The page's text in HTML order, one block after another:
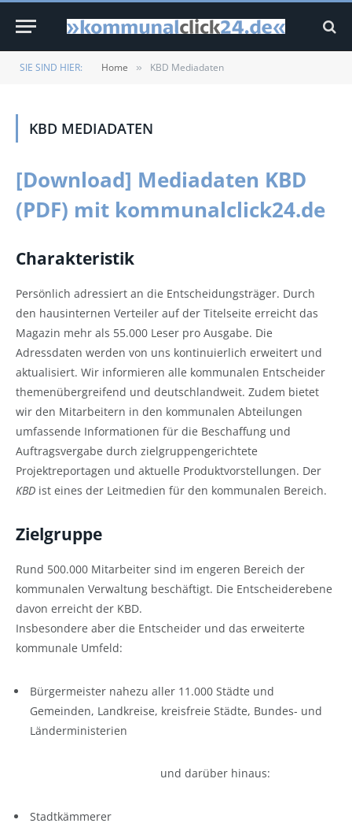
SIE SIND HIER: Home » KBD Mediadaten
KBD MEDIADATEN
[Download] Mediadaten KBD
(PDF) mit kommunalclick24.de
Charakteristik
Persönlich adressiert an die Entscheidungsträger. Durch
den hausinternen Verteiler auf der Titelseite erreicht das
Magazin mehr als 55.000 Leser pro Ausgabe. Die
Adressdaten werden von uns kontinuierlich erweitert und
aktualisiert. Wir informieren alle kommunalen Entscheider
themenübergreifend und deutschlandweit. Zudem bietet
wir den Mitarbeitern in den kommunalen Abteilungen
umfassende Informationen für die Beschaffung und
Auftragsvergabe durch zielgruppengerichtete
Projektreportagen und aktuelle Produktvorstellungen. Der
KBD ist eines der Leitmedien für den kommunalen Bereich.
Zielgruppe
Rund 500.000 Mitarbeiter sind im engeren Bereich der
kommunalen Verwaltung beschäftigt. Die Entscheiderebene
davon erreicht der KBD.
Insbesondere aber die Entscheider und das erweiterte
kommunale Umfeld:
Bürgermeister nahezu aller 11.000 Städte und
Gemeinden, Landkreise, kreisfreie Städte, Bundes- und
Länderministerien
und darüber hinaus:
Stadtkämmerer